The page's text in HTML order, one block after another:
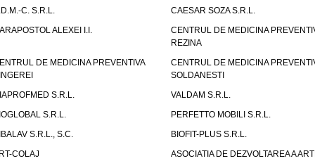
C. S.R.L.
CAESAR SOZA S.R.L.
ALEXEI I.I.
CENTRUL DE MEDICINA
REZINA
DE MEDICINA PREVENTIVA
CENTRUL DE MEDICINA
SOLDANESTI
S.R.L.
VALDAM S.R.L.
S.R.L.
PERFETTO MOBILI S.R.L.
S.R.L., S.C.
BIOFIT-PLUS S.R.L.
COLAJ
ASOCIATIA DE DEZVOLTAREA A